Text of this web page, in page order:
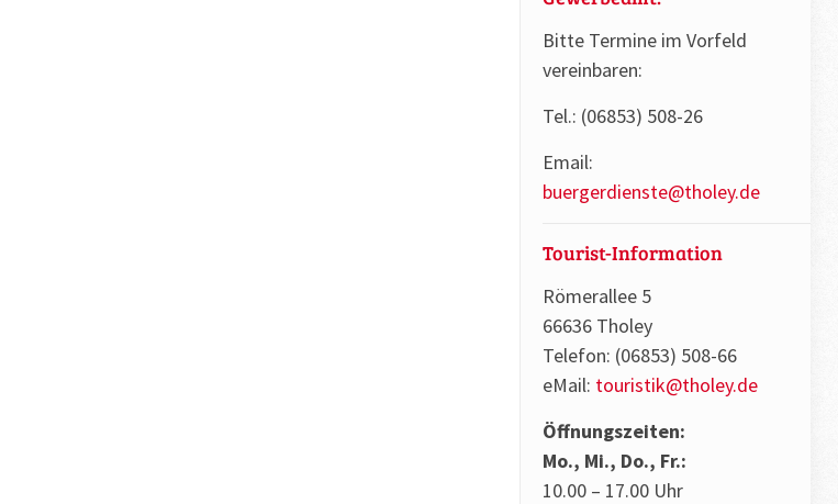
Bitte Termine im Vorfeld
vereinbaren:
Tel.: (06853) 508-26
Email:
buergerdienste@tholey.de
Tourist-Information
Römerallee 5
66636 Tholey
Telefon: (06853) 508-66
eMail: touristik@tholey.de
Öffnungszeiten:
Mo., Mi., Do., Fr.:
10.00 – 17.00 Uhr